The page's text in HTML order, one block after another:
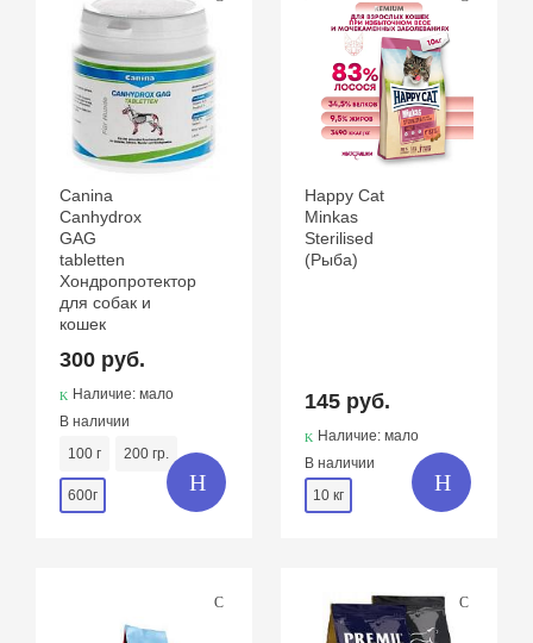
Canina
Canhydrox
GAG
tabletten
Хондропротектор
для собак и
кошек
300 руб.
Наличие: мало
В наличии
100 г
200 гр.
600г
Happy Cat
Minkas
Sterilised
(Рыба)
145 руб.
Наличие: мало
В наличии
10 кг